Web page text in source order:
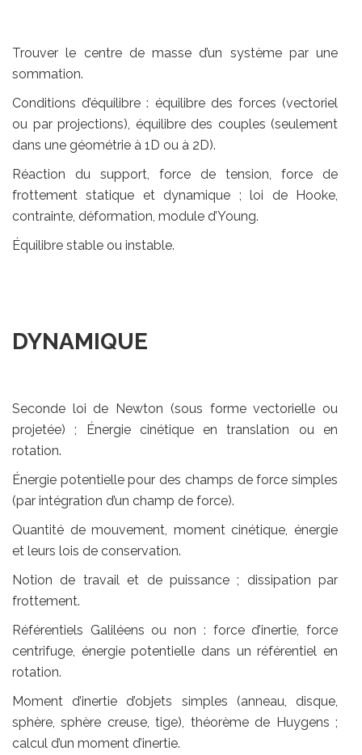
Trouver le centre de masse d’un système par une
sommation.
Conditions d’équilibre : équilibre des forces (vectoriel
ou par projections), équilibre des couples (seulement
dans une géométrie à 1D ou à 2D).
Réaction du support, force de tension, force de
frottement statique et dynamique ; loi de Hooke,
contrainte, déformation, module d’Young.
Équilibre stable ou instable.
DYNAMIQUE
Seconde loi de Newton (sous forme vectorielle ou
projetée) ; Énergie cinétique en translation ou en
rotation.
Énergie potentielle pour des champs de force simples
(par intégration d’un champ de force).
Quantité de mouvement, moment cinétique, énergie
et leurs lois de conservation.
Notion de travail et de puissance ; dissipation par
frottement.
Référentiels Galiléens ou non : force d’inertie, force
centrifuge, énergie potentielle dans un référentiel en
rotation.
Moment d’inertie d’objets simples (anneau, disque,
sphère, sphère creuse, tige), théorème de Huygens ;
calcul d’un moment d’inertie.